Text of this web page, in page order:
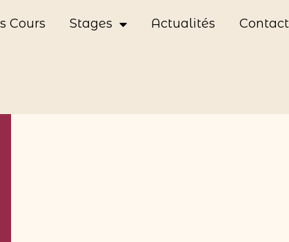
Cours Stages Actualités Contact